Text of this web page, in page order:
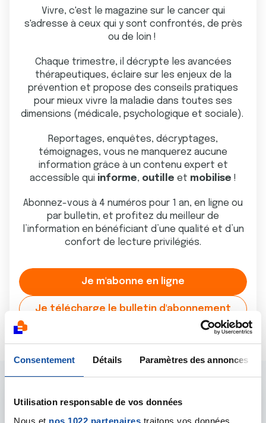
Consentement Détails Paramètres des annonces
Utilisation responsable de vos données
Nous et nos 1022 partenaires traitons vos données
Vivre, c'est le magazine sur le cancer qui
s'adresse à ceux qui y sont confrontés, de près
ou de loin !
Chaque trimestre, il décrypte les avancées
thérapeutiques, éclaire sur les enjeux de la
prévention et propose des conseils pratiques
pour mieux vivre la maladie dans toutes ses
dimensions (médicale, psychologique et sociale).
Reportages, enquêtes, décryptages,
témoignages, vous ne manquerez aucune
information grâce à un contenu expert et
accessible qui informe, outille et mobilise !
Abonnez-vous à 4 numéros pour 1 an, en ligne ou
par bulletin, et profitez du meilleur de
l’information en bénéficiant d’une qualité et d’un
confort de lecture privilégiés.
Je m'abonne en ligne
Je télécharge le bulletin d'abonnement
Comment joindre la